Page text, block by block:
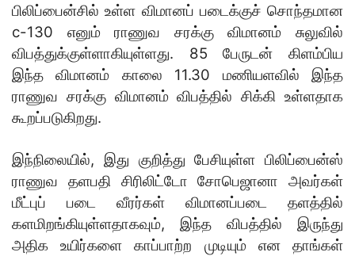
பிலிப்பைன்சில் உள்ள விமானப் படைக்குச் சொந்தமான
c-130 எனும் ராணுவ சரக்கு விமானம் சுலுவில்
விபத்துக்குள்ளாகியுள்ளது. 85 பேருடன் கிளம்பிய
இந்த விமானம் காலை 11.30 மணியளவில் இந்த
ராணுவ சரக்கு விமானம் விபத்தில் சிக்கி உள்ளதாக
கூறப்படுகிறது.
இந்நிலையில், இது குறித்து பேசியுள்ள பிலிப்பைன்ஸ்
ராணுவ தளபதி சிரிலிட்டோ சோபெஜானா அவர்கள்
மீட்புப் படை வீரர்கள் விமானப்படை தளத்தில்
களமிறங்கியுள்ளதாகவும், இந்த விபத்தில் இருந்து
அதிக உயிர்களை காப்பாற்ற முடியும் என தாங்கள்